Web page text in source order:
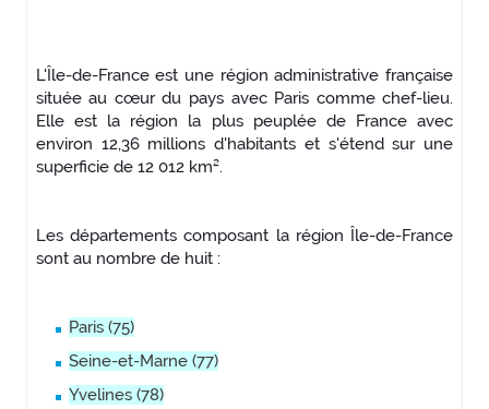
L'Île-de-France est une région administrative française
située au cœur du pays avec Paris comme chef-lieu.
Elle est la région la plus peuplée de France avec
environ 12,36 millions d'habitants et s'étend sur une
superficie de 12 012 km².
Les départements composant la région Île-de-France
sont au nombre de huit :
Paris (75)
Seine-et-Marne (77)
Yvelines (78)